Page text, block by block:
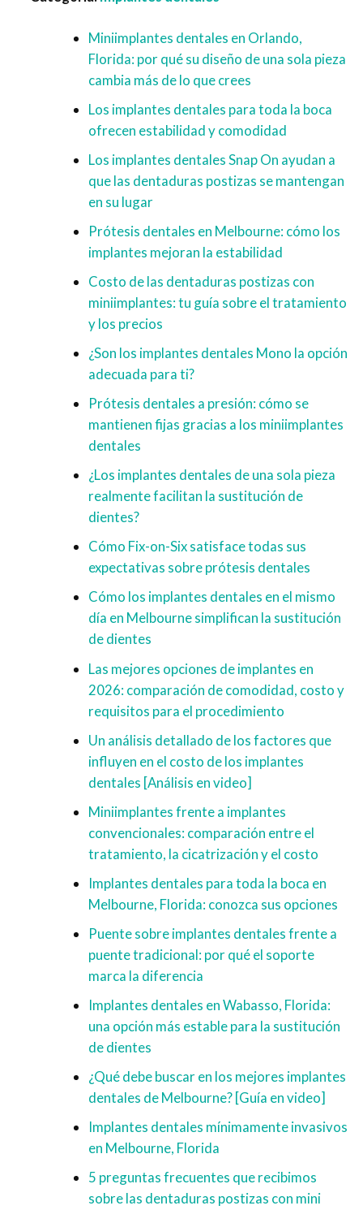
Miniimplantes dentales en Orlando,
Florida: por qué su diseño de una sola pieza
cambia más de lo que crees
Los implantes dentales para toda la boca
ofrecen estabilidad y comodidad
Los implantes dentales Snap On ayudan a
que las dentaduras postizas se mantengan
en su lugar
Prótesis dentales en Melbourne: cómo los
implantes mejoran la estabilidad
Costo de las dentaduras postizas con
miniimplantes: tu guía sobre el tratamiento
y los precios
¿Son los implantes dentales Mono la opción
adecuada para ti?
Prótesis dentales a presión: cómo se
mantienen fijas gracias a los miniimplantes
dentales
¿Los implantes dentales de una sola pieza
realmente facilitan la sustitución de
dientes?
Cómo Fix-on-Six satisface todas sus
expectativas sobre prótesis dentales
Cómo los implantes dentales en el mismo
día en Melbourne simplifican la sustitución
de dientes
Las mejores opciones de implantes en
2026: comparación de comodidad, costo y
requisitos para el procedimiento
Un análisis detallado de los factores que
influyen en el costo de los implantes
dentales [Análisis en video]
Miniimplantes frente a implantes
convencionales: comparación entre el
tratamiento, la cicatrización y el costo
Implantes dentales para toda la boca en
Melbourne, Florida: conozca sus opciones
Puente sobre implantes dentales frente a
puente tradicional: por qué el soporte
marca la diferencia
Implantes dentales en Wabasso, Florida:
una opción más estable para la sustitución
de dientes
¿Qué debe buscar en los mejores implantes
dentales de Melbourne? [Guía en video]
Implantes dentales mínimamente invasivos
en Melbourne, Florida
5 preguntas frecuentes que recibimos
sobre las dentaduras postizas con mini